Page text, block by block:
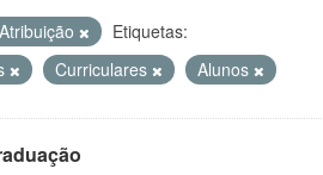
Etiquetas:
Curriculares Alunos